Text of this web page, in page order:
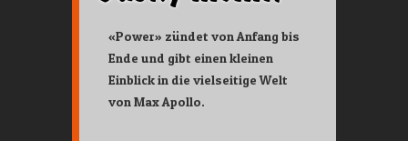
«Power» zündet von Anfang bis
Ende und gibt einen kleinen
Einblick in die vielseitige Welt
von Max Apollo.